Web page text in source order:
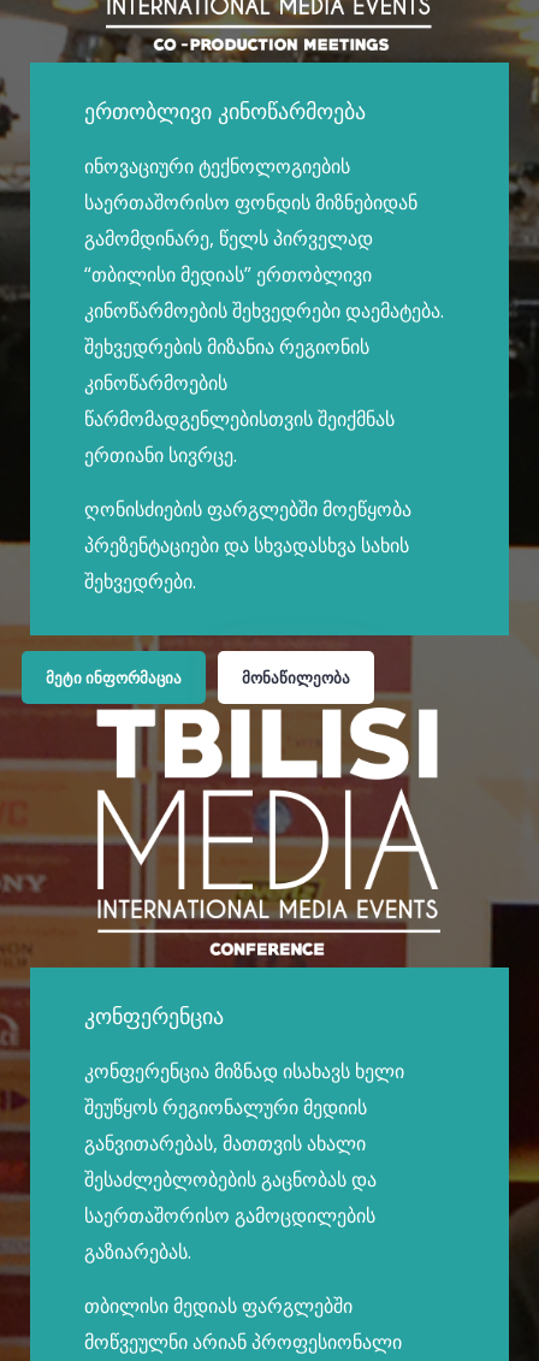
ერთობლივი კინოწარმოება
ინოვაციური ტექნოლოგიების
საერთაშორისო ფონდის მიზნებიდან
გამომდინარე, წელს პირველად
“თბილისი მედიას” ერთობლივი
კინოწარმოების შეხვედრები დაემატება.
შეხვედრების მიზანია რეგიონის
კინოწარმოების
წარმომადგენლებისთვის შეიქმნას
ერთიანი სივრცე.
ღონისძიების ფარგლებში მოეწყობა
პრეზენტაციები და სხვადასხვა სახის
შეხვედრები.
ᲛᲔᲢᲘ ᲘᲜᲤᲝᲠᲛᲐᲪᲘᲐ ᲛᲝᲜᲐᲬᲘᲚᲔᲝᲑᲐ
კონფერენცია
კონფერენცია მიზნად ისახავს ხელი
შეუწყოს რეგიონალური მედიის
განვითარებას, მათთვის ახალი
შესაძლებლობების გაცნობას და
საერთაშორისო გამოცდილების
გაზიარებას.
თბილისი მედიას ფარგლებში
მოწვეულნი არიან პროფესიონალი